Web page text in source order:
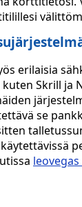
erilaisia
Skrill ja
se